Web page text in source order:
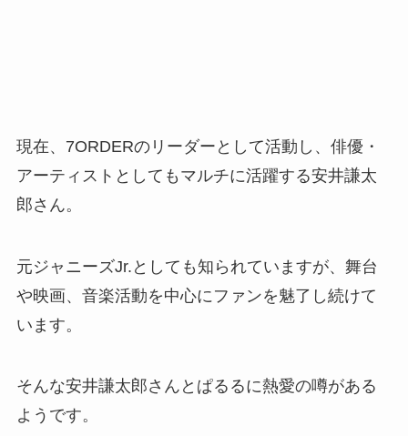
現在、7ORDERのリーダーとして活動し、俳優・
アーティストとしてもマルチに活躍する安井謙太
郎さん。
元ジャニーズJr.としても知られていますが、舞台
や映画、音楽活動を中心にファンを魅了し続けて
います。
そんな安井謙太郎さんとぱるるに熱愛の噂がある
ようです。